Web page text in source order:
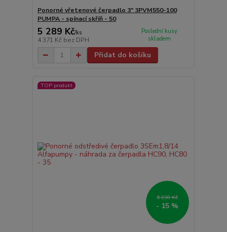
Ponorné vřetenové čerpadlo 3" 3PVM550-100
PUMPA - spínací skříň - 50
5 289 Kč/ks
4 371 Kč bez DPH
Poslední kusy
skladem
Přidat do košíku
TOP produkt
6 230 Kč
- 15 %